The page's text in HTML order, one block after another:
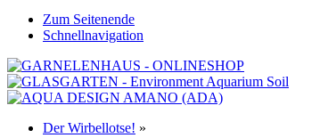
Zum Seitenende
Schnellnavigation
Der Wirbellotse! »